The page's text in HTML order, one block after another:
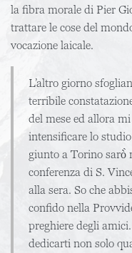
la fibra morale di Pier
trattare le cose del
vocazione laicale.
L’altro giorno
terribile
del mese ed allora
intensificare lo
giunto a Torino sarò̀
conferenza di S.
alla sera. So che
confido nella
preghiere degli
dedicarti non solo